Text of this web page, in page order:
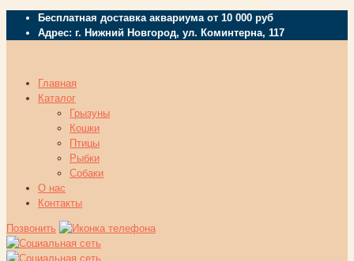
Бесплатная доставка аквариума от 10 000 руб
Адрес: г. Нижний Новгород, ул. Коминтерна, 117
Главная
Каталог
Грызуны
Кошки
Птицы
Рыбки
Собаки
О нас
Контакты
Позвонить